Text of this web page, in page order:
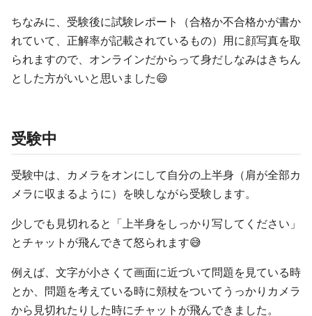
ちなみに、受験後に試験レポート（合格か不合格かが書か
れていて、正解率が記載されているもの）用に顔写真を取
られますので、オンラインだからって身だしなみはきちん
とした方がいいと思いました😄
受験中
受験中は、カメラをオンにして自分の上半身（肩が全部カ
メラに収まるように）を映しながら受験します。
少しでも見切れると「上半身をしっかり写してください」
とチャットが飛んできて怒られます😅
例えば、文字が小さくて画面に近づいて問題を見ている時
とか、問題を考えている時に頬杖をついてうっかりカメラ
から見切れたりした時にチャットが飛んできました。